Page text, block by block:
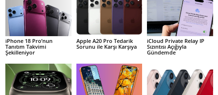
iPhone 18 Pro’nun
Tanıtım Takvimi
Şekilleniyor
Apple A20 Pro Tedarik
Sorunu ile Karşı Karşıya
iCloud Private Relay IP
Sızıntısı Açığıyla
Gündemde